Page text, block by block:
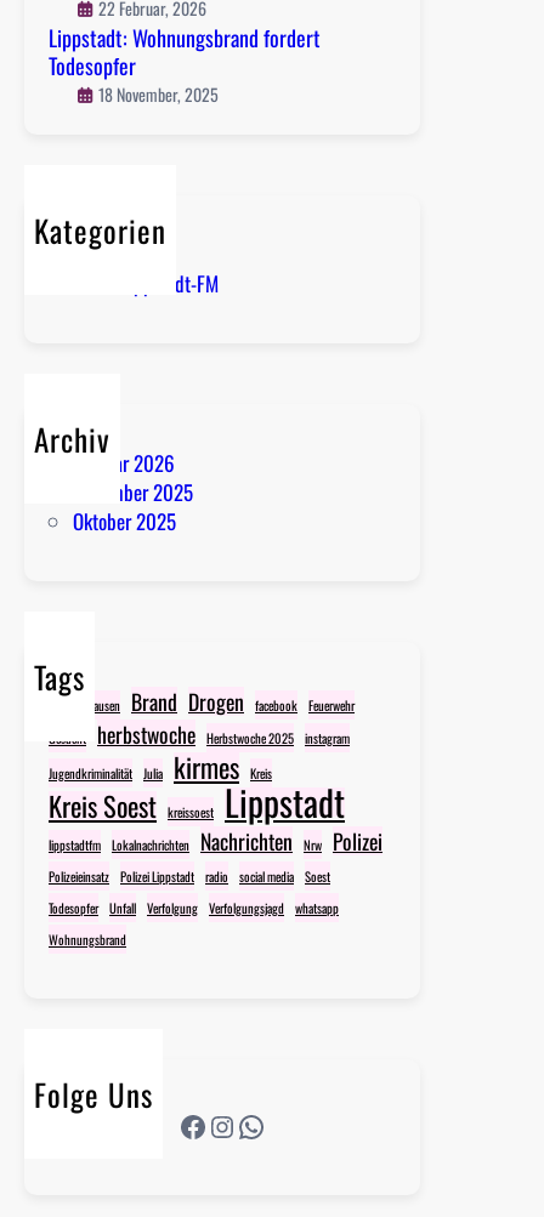
22 Februar, 2026
Lippstadt: Wohnungsbrand fordert
Todesopfer
18 November, 2025
Kategorien
Kreis Soest
Radio Lippstadt-FM
Archiv
Februar 2026
November 2025
Oktober 2025
Tags
Benninghausen Brand Drogen facebook Feuerwehr
Gesucht
herbstwoche Herbstwoche 2025 instagram
Jugendkriminalität Julia kirmes Kreis
Kreis Soest kreissoest Lippstadt
lippstadtfm Lokalnachrichten Nachrichten Nrw Polizei
Polizeieinsatz Polizei Lippstadt radio social media Soest
Todesopfer Unfall Verfolgung Verfolgungsjagd whatsapp
Wohnungsbrand
Folge Uns
Facebook Instagram WhatsApp